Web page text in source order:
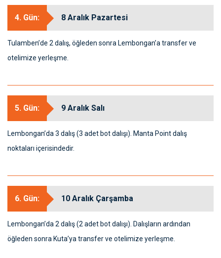
4. Gün: 8 Aralık Pazartesi
Tulamben’de 2 dalış, öğleden sonra Lembongan’a transfer ve
otelimize yerleşme.
5. Gün: 9 Aralık Salı
Lembongan’da 3 dalış (3 adet bot dalışı). Manta Point dalış
noktaları içerisindedir.
6. Gün: 10 Aralık Çarşamba
Lembongan’da 2 dalış (2 adet bot dalışı). Dalışların ardından
öğleden sonra Kuta’ya transfer ve otelimize yerleşme.